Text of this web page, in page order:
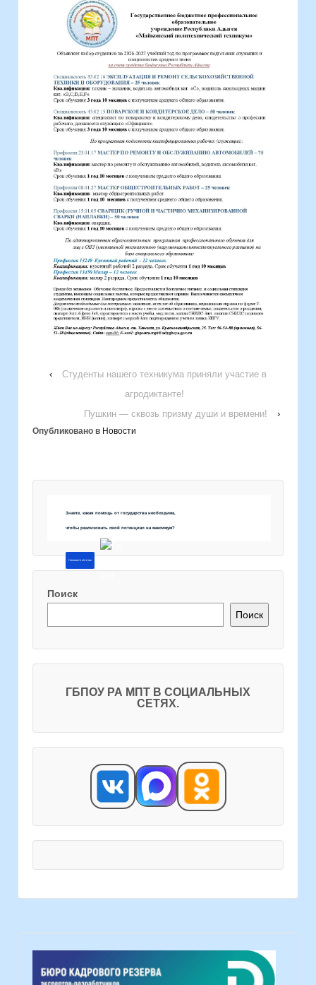
‹
Студенты нашего техникума приняли участие в
агродиктанте!
Пушкин — сквозь призму души и времени!
›
Опубликовано в Новости
Знаете, какая помощь от государства необходима,
чтобы реализовать свой потенциал на максимум?
Напишите об этом
Поиск
Поиск
ГБПОУ РА МПТ В СОЦИАЛЬНЫХ
СЕТЯХ.